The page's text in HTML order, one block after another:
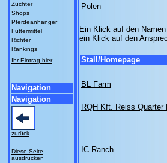
Züchter
Shops
Pferdeanhänger
Futtermittel
Richter
Rankings
Ihr Eintrag hier
Navigation
Navigation
zurück
Diese Seite
ausdrucken
Polen
Ein Klick auf den
ein Klick auf den
Stall/Homepage
BL Farm
RQH Kft. Reiss Quarter
IC Ranch